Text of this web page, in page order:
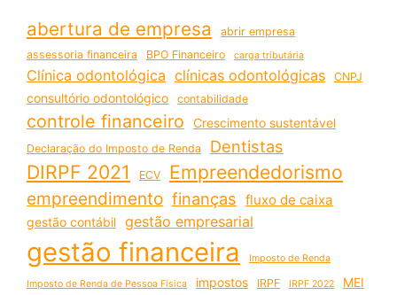
abertura de empresa
abrir empresa
assessoria financeira
BPO Financeiro carga tributária
Clínica odontológica clínicas odontológicas CNPJ
consultório odontológico contabilidade
controle financeiro Crescimento sustentável
Declaração do Imposto de Renda Dentistas
DIRPF 2021 ECV Empreendedorismo
empreendimento finanças fluxo de caixa
gestão contábil gestão empresarial
gestão financeira Imposto de Renda
Imposto de Renda de Pessoa Física impostos IRPF IRPF 2022
MEI